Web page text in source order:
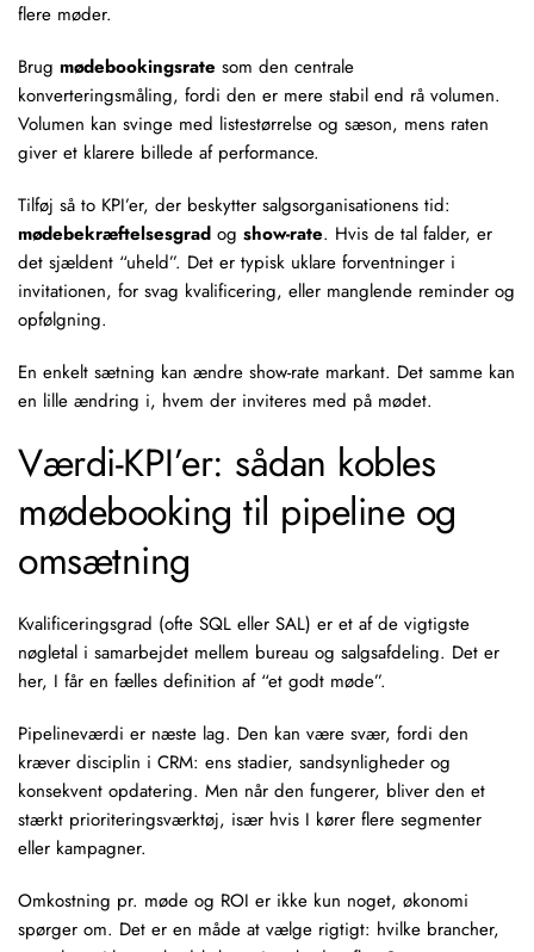
flere møder.
Brug mødebookingsrate som den centrale
konverteringsmåling, fordi den er mere stabil end rå volumen.
Volumen kan svinge med listestørrelse og sæson, mens raten
giver et klarere billede af performance.
Tilføj så to KPI’er, der beskytter salgsorganisationens tid:
mødebekræftelsesgrad og show-rate. Hvis de tal falder, er
det sjældent “uheld”. Det er typisk uklare forventninger i
invitationen, for svag kvalificering, eller manglende reminder og
opfølgning.
En enkelt sætning kan ændre show-rate markant. Det samme kan
en lille ændring i, hvem der inviteres med på mødet.
Værdi-KPI’er: sådan kobles
mødebooking til pipeline og
omsætning
Kvalificeringsgrad (ofte SQL eller SAL) er et af de vigtigste
nøgletal i samarbejdet mellem bureau og salgsafdeling. Det er
her, I får en fælles definition af “et godt møde”.
Pipelineværdi er næste lag. Den kan være svær, fordi den
kræver disciplin i CRM: ens stadier, sandsynligheder og
konsekvent opdatering. Men når den fungerer, bliver den et
stærkt prioriteringsværktøj, især hvis I kører flere segmenter
eller kampagner.
Omkostning pr. møde og ROI er ikke kun noget, økonomi
spørger om. Det er en måde at vælge rigtigt: hvilke brancher,